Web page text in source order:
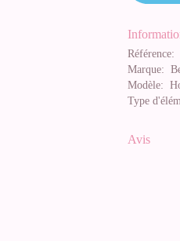
Référence:
Marque:
Modèle:
Type
Avis